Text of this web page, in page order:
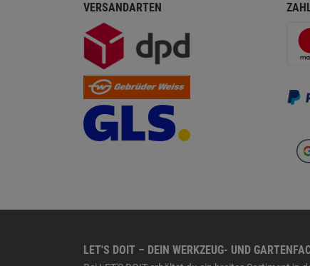
VERSANDARTEN
LET'S DOIT – DEIN WERKZEUG- UND